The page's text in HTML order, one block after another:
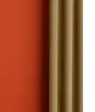
Çekyat
Özellikleri
kaymaz alt yüzeyi
korur ve estetik